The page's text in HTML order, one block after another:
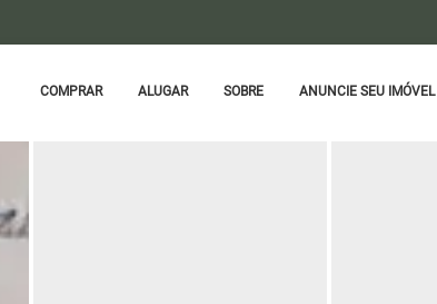
COMPRAR ALUGAR SOBRE ANUNCIE SEU IMÓVEL